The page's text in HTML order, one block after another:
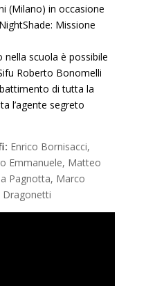
(Milano) in occasione
Missione
scuola è possibile
Roberto Bonomelli
di tutta la
l’agente segreto
Enrico Bornisacci,
Emmanuele, Matteo
Pagnotta, Marco
Dragonetti